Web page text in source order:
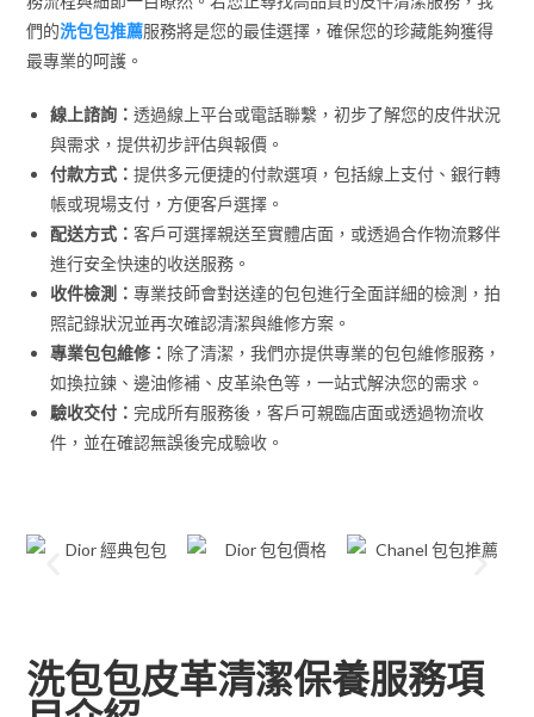
們的洗包包推薦服務將是您的最佳選擇，確保您的珍藏能夠獲得
最專業的呵護。
線上諮詢：透過線上平台或電話聯繫，初步了解您的皮件狀況
與需求，提供初步評估與報價。
付款方式：提供多元便捷的付款選項，包括線上支付、銀行轉
帳或現場支付，方便客戶選擇。
配送方式：客戶可選擇親送至實體店面，或透過合作物流夥伴
進行安全快速的收送服務。
收件檢測：專業技師會對送達的包包進行全面詳細的檢測，拍
照記錄狀況並再次確認清潔與維修方案。
專業包包維修： 除了清潔，我們亦提供專業的包包維修服務，
如換拉鍊、邊油修補、皮革染色等，一站式解決您的需求。
驗收交付：完成所有服務後，客戶可親臨店面或透過物流收
件，並在確認無誤後完成驗收。
洗包包皮革清潔保養服務項